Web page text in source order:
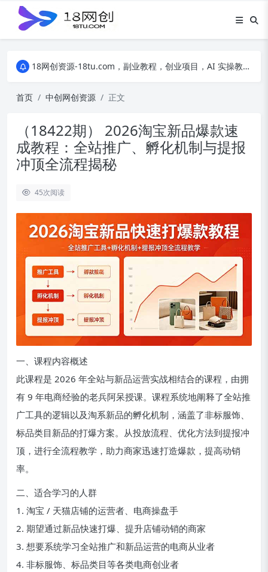
18网创资源-18tu.com，副业教程，创业项目，AI 实操教程，自媒体运营，电商干货，精品网盘资源，线上副业技巧，短视频创作教程
首页
中创网创资源 正文
（18422期） 2026淘宝新品爆款速
成教程：全站推广、孵化机制与提报
冲顶全流程揭秘
45次阅读
一、课程内容概述
此课程是 2026 年全站与新品运营实战相结合的课程，由拥
有 9 年电商经验的老兵阿呆授课。课程系统地阐释了全站推
广工具的逻辑以及淘系新品的孵化机制，涵盖了非标服饰、
标品类目新品的打爆方案。从投放流程、优化方法到提报冲
顶，进行全流程教学，助力商家迅速打造爆款，提高动销
率。
二、适合学习的人群
1. 淘宝 / 天猫店铺的运营者、电商操盘手
2. 期望通过新品快速打爆、提升店铺动销的商家
3. 想要系统学习全站推广和新品运营的电商从业者
4. 非标服饰、标品类目等各类电商创业者